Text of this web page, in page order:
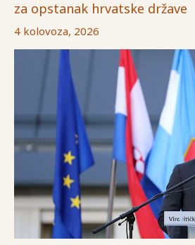
za opstanak hrvatske države
4 kolovoza, 2026